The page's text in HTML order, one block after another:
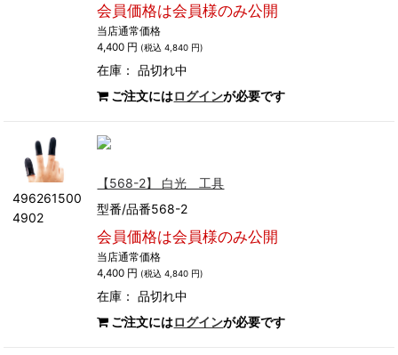
会員価格は会員様のみ公開
当店通常価格
4,400 円 (税込 4,840 円)
在庫：品切れ中
ご注文にはログインが必要です
496261500
4902
【568-2】 白光 工具
型番/品番568-2
会員価格は会員様のみ公開
当店通常価格
4,400 円 (税込 4,840 円)
在庫：品切れ中
ご注文にはログインが必要です